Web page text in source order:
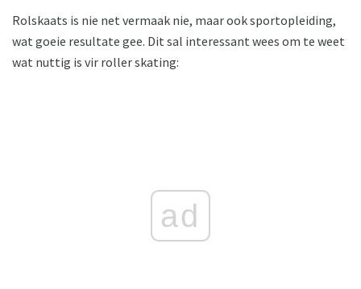
Rolskaats is nie net vermaak nie, maar ook sportopleiding,
wat goeie resultate gee. Dit sal interessant wees om te weet
wat nuttig is vir roller skating:
ad